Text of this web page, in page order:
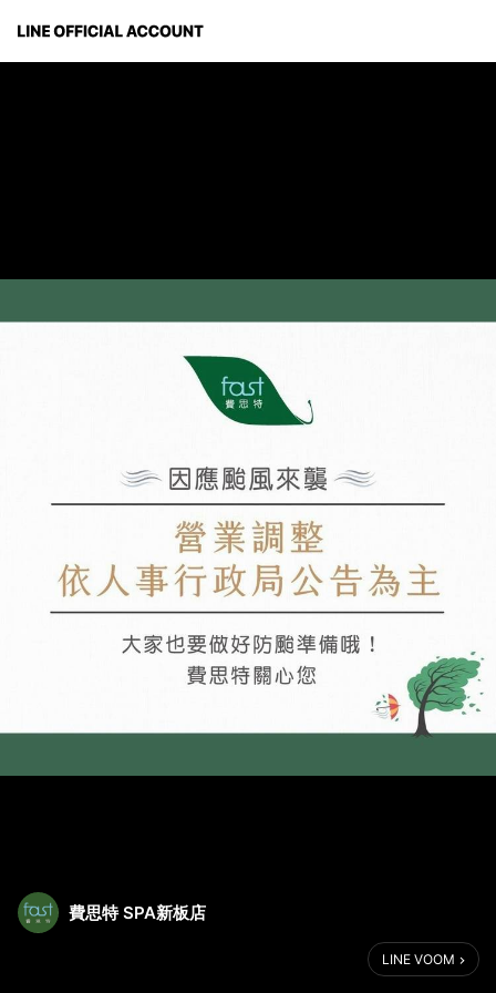
費思特 SPA新板店
LINE VOOM